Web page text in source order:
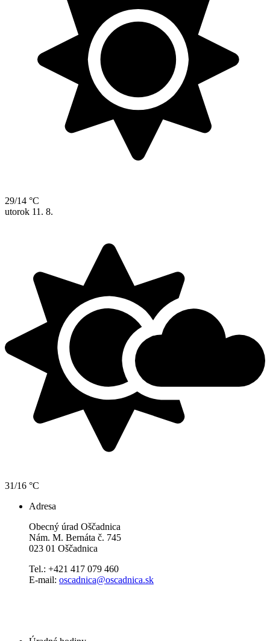
29/14 °C
utorok 11. 8.
31/16 °C
Adresa
Obecný úrad Oščadnica
Nám. M. Bernáta č. 745
023 01 Oščadnica
Tel.: +421 417 079 460
E-mail: oscadnica@oscadnica.sk